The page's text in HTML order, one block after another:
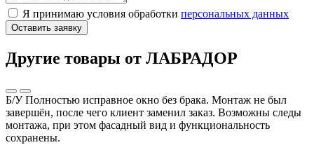
Я принимаю условия обработки персональных данных
Оставить заявку
Другие товары от ЛАБРАДОР
Б/УПолностью исправное окно без брака. Монтаж не был
завершён, после чего клиент заменил заказ. Возможны следы
монтажа, при этом фасадный вид и функциональность
сохранены.